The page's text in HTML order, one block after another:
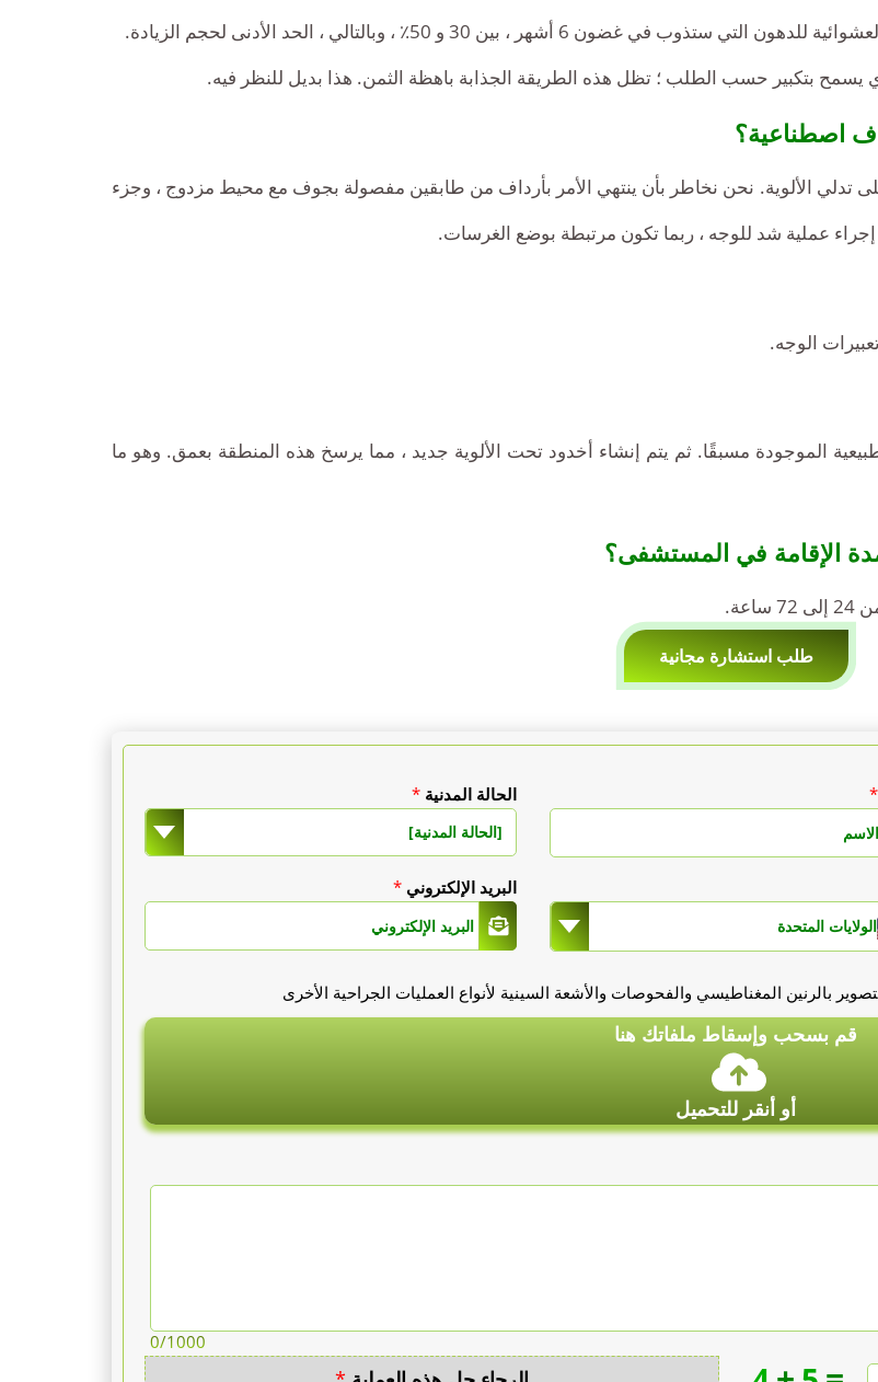
أشهر ، بين 30 و 50٪ ، وبالتالي ، الحد الأدنى لحجم الزيادة.
يسمح بتكبير حسب الطلب ؛ تظل هذه الطريقة الجذابة باهظة الثمن. هذا بديل للنظر فيه.
اصطناعية؟
على تدلي الألوية. نحن نخاطر بأن ينتهي الأمر بأرداف من طابقين مفصولة بجوف مع محيط مزدوج ، وجزء
عملية شد للوجه ، ربما تكون مرتبطة بوضع الغرسات.
الوجه.
الموجودة مسبقًا. ثم يتم إنشاء أخدود تحت الألوية جديد ، مما يرسخ هذه المنطقة بعمق. وهو ما
الإقامة في المستشفى؟
طلب استشارة مجانية
الحالة المدنية *
[الحالة المدنية]
*
البريد الإلكتروني *
الولايات المتحدة
بالرنين المغناطيسي والفحوصات والأشعة السينية لأنواع العمليات الجراحية الأخرى
قم بسحب وإسقاط ملفاتك هنا
أو أنقر للتحميل
0/1000